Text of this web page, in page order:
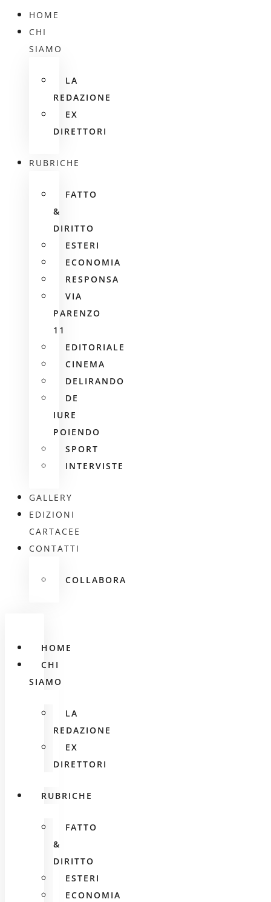
HOME
CHI
SIAMO
LA
REDAZIONE
EX
DIRETTORI
RUBRICHE
FATTO
&
DIRITTO
ESTERI
ECONOMIA
RESPONSA
VIA
PARENZO
11
EDITORIALE
CINEMA
DELIRANDO
DE
IURE
POIENDO
SPORT
INTERVISTE
GALLERY
EDIZIONI
CARTACEE
CONTATTI
COLLABORA
HOME
CHI
SIAMO
LA
REDAZIONE
EX
DIRETTORI
RUBRICHE
FATTO
&
DIRITTO
ESTERI
ECONOMIA